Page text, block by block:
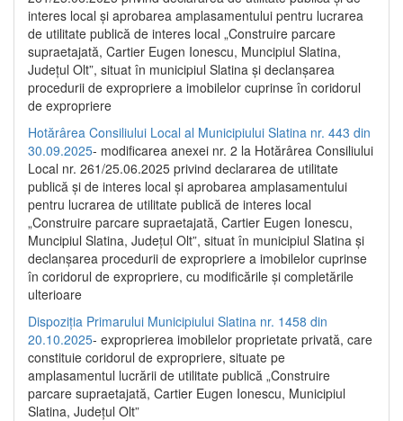
interes local și aprobarea amplasamentului pentru lucrarea
de utilitate publică de interes local „Construire parcare
supraetajată, Cartier Eugen Ionescu, Muncipiul Slatina,
Județul Olt”, situat în municipiul Slatina și declanșarea
procedurii de expropriere a imobilelor cuprinse în coridorul
de expropriere
Hotărârea Consiliului Local al Municipiului Slatina nr. 443 din
30.09.2025- modificarea anexei nr. 2 la Hotărârea Consiliului
Local nr. 261/25.06.2025 privind declararea de utilitate
publică şi de interes local şi aprobarea amplasamentului
pentru lucrarea de utilitate publică de interes local
„Construire parcare supraetajată, Cartier Eugen Ionescu,
Muncipiul Slatina, Judeţul Olt”, situat în municipiul Slatina şi
declanşarea procedurii de expropriere a imobilelor cuprinse
în coridorul de expropriere, cu modificările şi completările
ulterioare
Dispoziția Primarului Municipiului Slatina nr. 1458 din
20.10.2025- exproprierea imobilelor proprietate privată, care
constituie coridorul de expropriere, situate pe
amplasamentul lucrării de utilitate publică „Construire
parcare supraetajată, Cartier Eugen Ionescu, Municipiul
Slatina, Județul Olt”